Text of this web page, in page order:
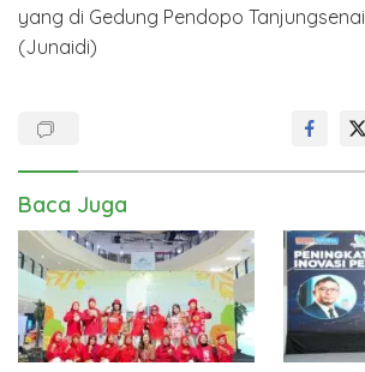
yang di Gedung Pendopo
(Junaidi)
Baca Juga